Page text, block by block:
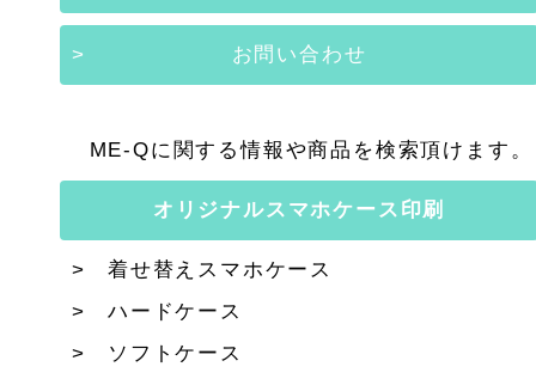
お問い合わせ
ME-Qに関する情報や商品を検索頂けます。
オリジナルスマホケース印刷
着せ替えスマホケース
ハードケース
ソフトケース